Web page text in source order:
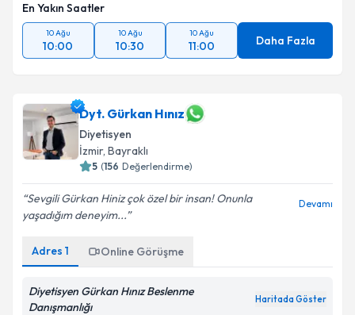
En Yakın Saatler
10 Ağu
10:00
10 Ağu
10:30
10 Ağu
11:00 Daha Fazla
Dyt. Gürkan Hınız
Diyetisyen
İzmir, Bayraklı
5 (156 Değerlendirme)
Sevgili Gürkan Hiniz çok özel bir insan! Onunla
yaşadığım deneyim...
Devamı
Adres 1 Online Görüşme
Diyetisyen Gürkan Hınız Beslenme
Danışmanlığı
Haritada Göster